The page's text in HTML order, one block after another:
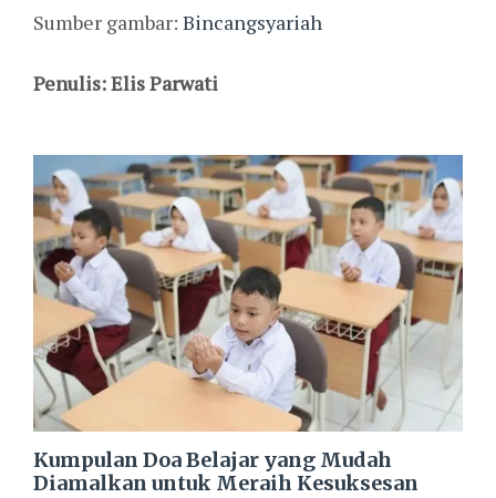
Sumber gambar: Bincangsyariah
Penulis: Elis Parwati
Kumpulan Doa Belajar yang Mudah
Diamalkan untuk Meraih Kesuksesan